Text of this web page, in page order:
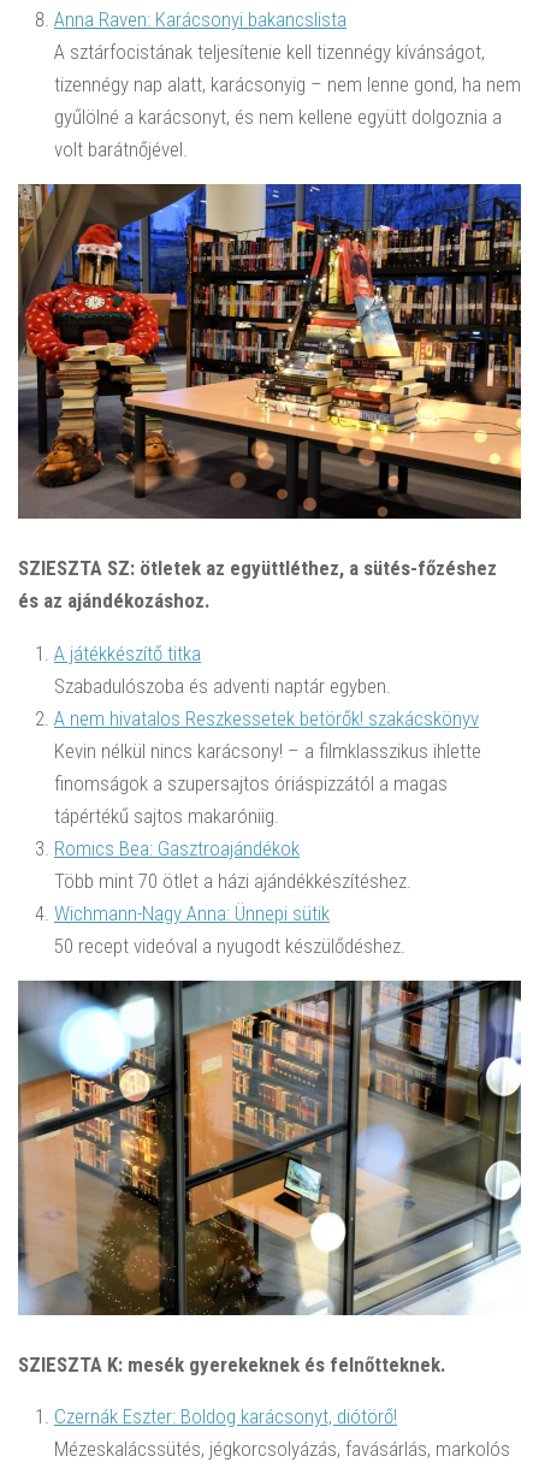
Anna Raven: Karácsonyi bakancslista
A sztárfocistának teljesítenie kell tizennégy kívánságot,
tizennégy nap alatt, karácsonyig – nem lenne gond, ha nem
gyűlölné a karácsonyt, és nem kellene együtt dolgoznia a
volt barátnőjével.
SZIESZTA SZ: ötletek az együttléthez, a sütés-főzéshez
és az ajándékozáshoz.
A játékkészítő titka
Szabadulószoba és adventi naptár egyben.
A nem hivatalos Reszkessetek betörők! szakácskönyv
Kevin nélkül nincs karácsony! – a filmklasszikus ihlette
finomságok a szupersajtos óriáspizzától a magas
tápértékű sajtos makaróniig.
Romics Bea: Gasztroajándékok
Több mint 70 ötlet a házi ajándékkészítéshez.
Wichmann-Nagy Anna: Ünnepi sütik
50 recept videóval a nyugodt készülődéshez.
SZIESZTA K: mesék gyerekeknek és felnőtteknek.
Czernák Eszter: Boldog karácsonyt, diótörő!
Mézeskalácssütés, jégkorcsolyázás, favásárlás, markolós